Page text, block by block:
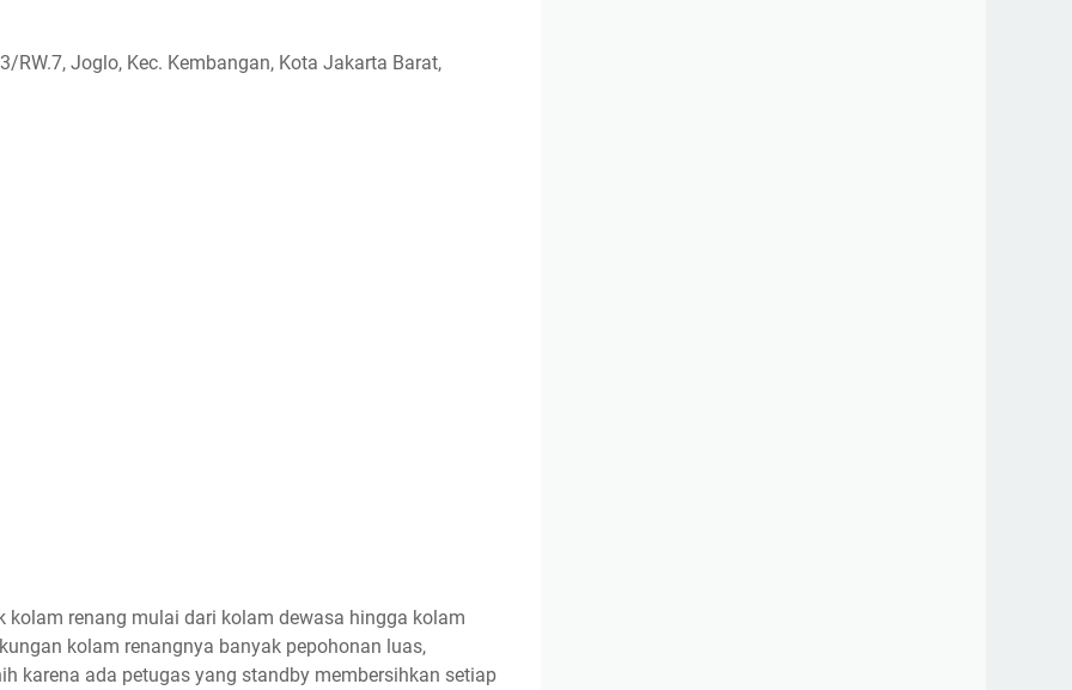
RW.7, Joglo, Kec. Kembangan, Kota Jakarta Barat,
renang mulai dari kolam dewasa hingga kolam
kolam renangnya banyak pepohonan luas,
karena ada petugas yang standby membersihkan setiap